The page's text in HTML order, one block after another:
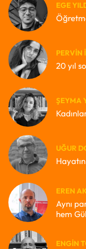
EGE
PERVIN
20 yıl
ŞEYMA
UĞUR
EREN
Aynı
hem
ENGIN